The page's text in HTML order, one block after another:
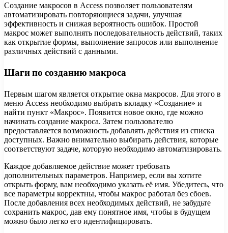
Создание макросов в Access позволяет пользователям
автоматизировать повторяющиеся задачи, улучшая
эффективность и снижая вероятность ошибок. Простой
макрос может выполнять последовательность действий, таких
как открытие формы, выполнение запросов или выполнение
различных действий с данными.
Шаги по созданию макроса
Первым шагом является открытие окна макросов. Для этого в
меню Access необходимо выбрать вкладку «Создание» и
найти пункт «Макрос». Появится новое окно, где можно
начинать создание макроса. Затем пользователю
предоставляется возможность добавлять действия из списка
доступных. Важно внимательно выбирать действия, которые
соответствуют задаче, которую необходимо автоматизировать.
Каждое добавляемое действие может требовать
дополнительных параметров. Например, если вы хотите
открыть форму, вам необходимо указать её имя. Убедитесь, что
все параметры корректны, чтобы макрос работал без сбоев.
После добавления всех необходимых действий, не забудьте
сохранить макрос, дав ему понятное имя, чтобы в будущем
можно было легко его идентифицировать.